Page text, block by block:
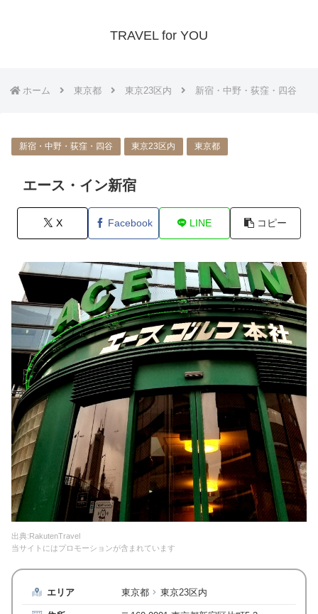
TRAVEL for YOU
ホーム 東京都 東京23区内 新宿・中野・荻窪・四谷
新宿・中野・荻窪・四谷 東京23区内 東京都
エース・イン新宿
X Facebook LINE コピー
出典:RakutenTravel
当サイトにはプロモーションが含まれています
エリア 東京都 東京23区内